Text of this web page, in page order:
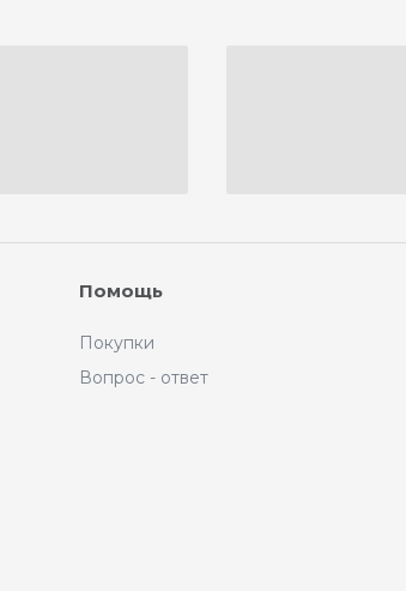
Помощь
Покупки
Вопрос - ответ